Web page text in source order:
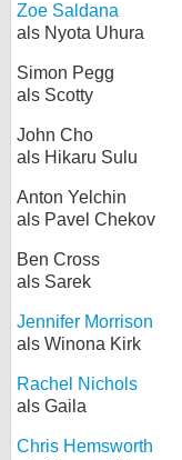
Zoe Saldana
als Nyota Uhura
Simon Pegg
als Scotty
John Cho
als Hikaru Sulu
Anton Yelchin
als Pavel Chekov
Ben Cross
als Sarek
Jennifer Morrison
als Winona Kirk
Rachel Nichols
als Gaila
Chris Hemsworth